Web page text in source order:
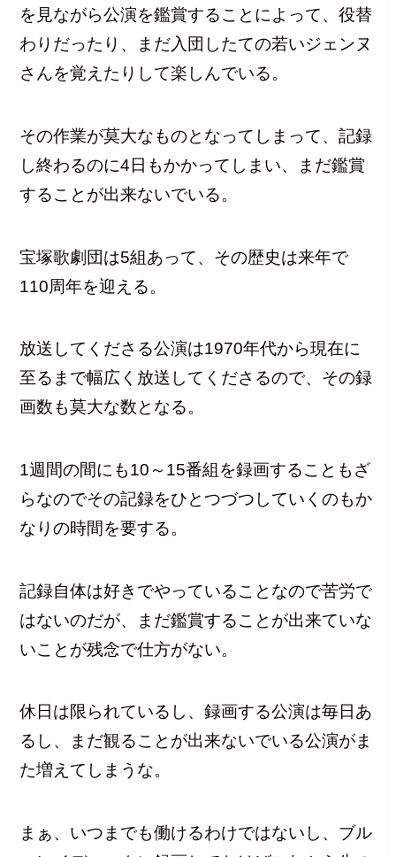
を見ながら公演を鑑賞することによって、役替
わりだったり、まだ入団したての若いジェンヌ
さんを覚えたりして楽しんでいる。
その作業が莫大なものとなってしまって、記録
し終わるのに4日もかかってしまい、まだ鑑賞
することが出来ないでいる。
宝塚歌劇団は5組あって、その歴史は来年で
110周年を迎える。
放送してくださる公演は1970年代から現在に
至るまで幅広く放送してくださるので、その録
画数も莫大な数となる。
1週間の間にも10～15番組を録画することもざ
らなのでその記録をひとつづつしていくのもか
なりの時間を要する。
記録自体は好きでやっていることなので苦労で
はないのだが、まだ鑑賞することが出来ていな
いことが残念で仕方がない。
休日は限られているし、録画する公演は毎日あ
るし、まだ観ることが出来ないでいる公演がま
た増えてしまうな。
まぁ、いつまでも働けるわけではないし、ブル